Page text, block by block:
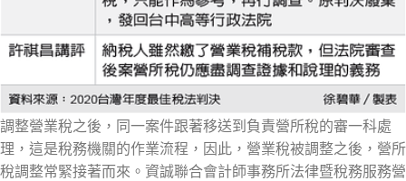
調整營業稅之後，同一案件跟著移送到負責營所稅的審一科處
理，這是稅務機關的作業流程，因此，營業稅被調整之後，營所
稅調整常緊接著而來。資誠聯合會計師事務所法律暨稅務服務營